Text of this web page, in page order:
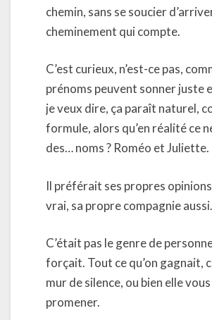
chemin, sans se soucier
cheminement qui compte.
C’est curieux, n’est-ce pas,
prénoms peuvent sonner juste
je veux dire, ça paraît naturel,
formule, alors qu’en réalité ce
des… noms ? Roméo et Juliette.
Il préférait ses propres
vrai, sa propre compagnie aussi.
C’était pas le genre de
forçait. Tout ce qu’on gagnait,
mur de silence, ou bien elle
promener.